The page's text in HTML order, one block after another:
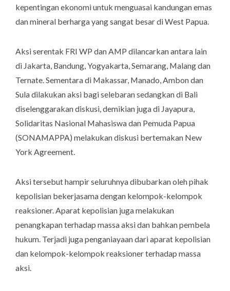
kepentingan ekonomi untuk menguasai kandungan emas
dan mineral berharga yang sangat besar di West Papua.
Aksi serentak FRI WP dan AMP dilancarkan antara lain
di Jakarta, Bandung, Yogyakarta, Semarang, Malang dan
Ternate. Sementara di Makassar, Manado, Ambon dan
Sula dilakukan aksi bagi selebaran sedangkan di Bali
diselenggarakan diskusi, demikian juga di Jayapura,
Solidaritas Nasional Mahasiswa dan Pemuda Papua
(SONAMAPPA) melakukan diskusi bertemakan New
York Agreement.
Aksi tersebut hampir seluruhnya dibubarkan oleh pihak
kepolisian bekerjasama dengan kelompok-kelompok
reaksioner. Aparat kepolisian juga melakukan
penangkapan terhadap massa aksi dan bahkan pembela
hukum. Terjadi juga penganiayaan dari aparat kepolisian
dan kelompok-kelompok reaksioner terhadap massa
aksi.